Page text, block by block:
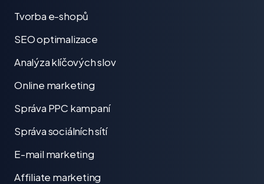
Tvorba e-shopů
SEO optimalizace
Analýza klíčových slov
Online marketing
Správa PPC kampaní
Správa sociálních sítí
E-mail marketing
Affiliate marketing